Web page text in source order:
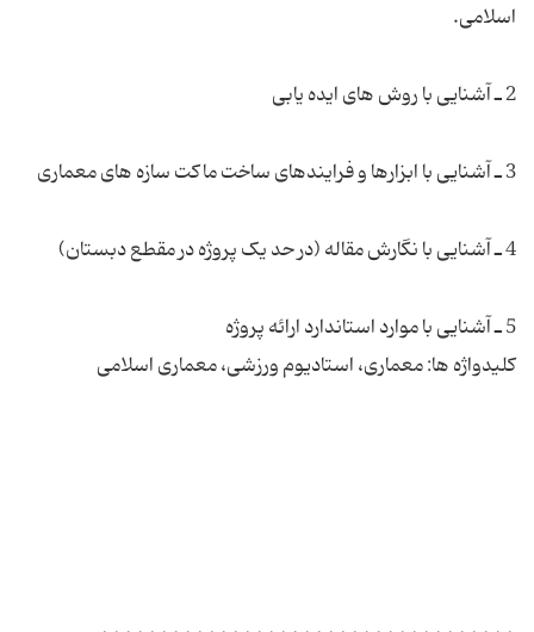
اسلامی.
2 ـ آشنایی با روش های ایده یابی
3 ـ آشنایی با ابزارها و فرایندهای ساخت ماکت سازه های معماری
4 ـ آشنایی با نگارش مقاله (در حد یک پروژه در مقطع دبستان)
5 ـ آشنایی با موارد استاندارد ارائه پروژه
کلیدواژه ها: معماری، استادیوم ورزشی، معماری اسلامی